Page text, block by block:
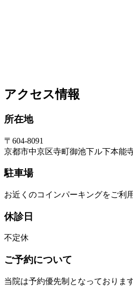
アクセス情報
所在地
〒604-8091
京都市中京区寺町御池下ル下本能
駐車場
お近くのコインパーキングをご利
休診日
不定休
ご予約について
当院は予約優先制となっておりま